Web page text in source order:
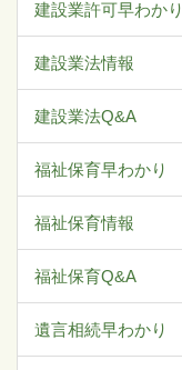
建設業許可早わかり
建設業法情報
建設業法Q&A
福祉保育早わかり
福祉保育情報
福祉保育Q&A
遺言相続早わかり